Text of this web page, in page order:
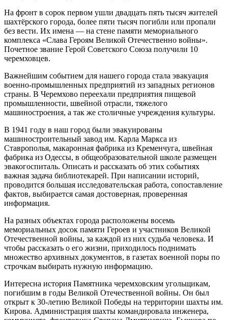
На фронт в сорок первом ушли двадцать пять тысяч жителей
шахтёрского города, более пяти тысяч погибли или пропали
без вести. Их имена — на стене памяти мемориального
комплекса «Слава Героям Великой Отечественно войны».
Почетное звание Герой Советского Союза получили 10
черемховцев.
Важнейшим событием для нашего города стала эвакуация
военно-промышленных предприятий из западных регионов
страны. В Черемхово переехали предприятия пищевой
промышленности, швейной отрасли, тяжелого
машиностроения, а так же столичные учреждения культуры.
В 1941 году в наш город были эвакуированы
машиностроительный завод им. Карла Маркса из
Ставрополья, макаронная фабрика из Кременчуга, швейная
фабрика из Одессы, в общеобразовательной школе размещен
эвакогоспиталь. Описать и рассказать об этих событиях
важная задача библиотекарей. При написании историй,
проводится большая исследовательская работа, сопоставление
фактов, выбирается самая достоверная, проверенная
информация.
На разных объектах города расположены восемь
мемориальных досок памяти Героев и участников Великой
Отечественной войны, за каждой из них судьба человека. И
чтобы рассказать о его жизни, приходилось поднимать
множество архивных документов, в газетах военной поры по
строчкам выбирать нужную информацию.
Интересна история Памятника черемховским угольщикам,
погибшим в годы Великой Отечественной войны. Он был
открыт к 30-летию Великой Победы на территории шахты им.
Кирова. Администрация шахты командировала инженера,